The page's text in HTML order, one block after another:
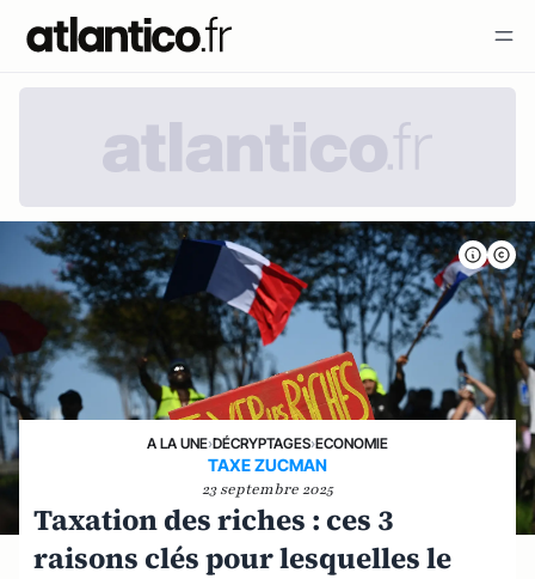
A LA UNE›DÉCRYPTAGES›ECONOMIE
TAXE ZUCMAN
23 septembre 2025
Taxation des riches : ces 3
raisons clés pour lesquelles le